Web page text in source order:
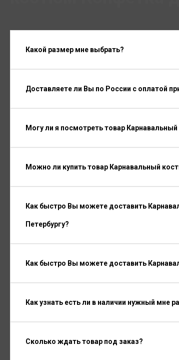
Какой размер мне выбрать?
Доставляете ли Вы по России с оплатой
Могу ли я посмотреть товар
Можно ли купить товар Карнавальный
Как быстро Вы можете доставить
Петербургу?
Как быстро Вы можете доставить
Как узнать есть ли в наличии нужный мне
Сколько ждать товар под заказ?